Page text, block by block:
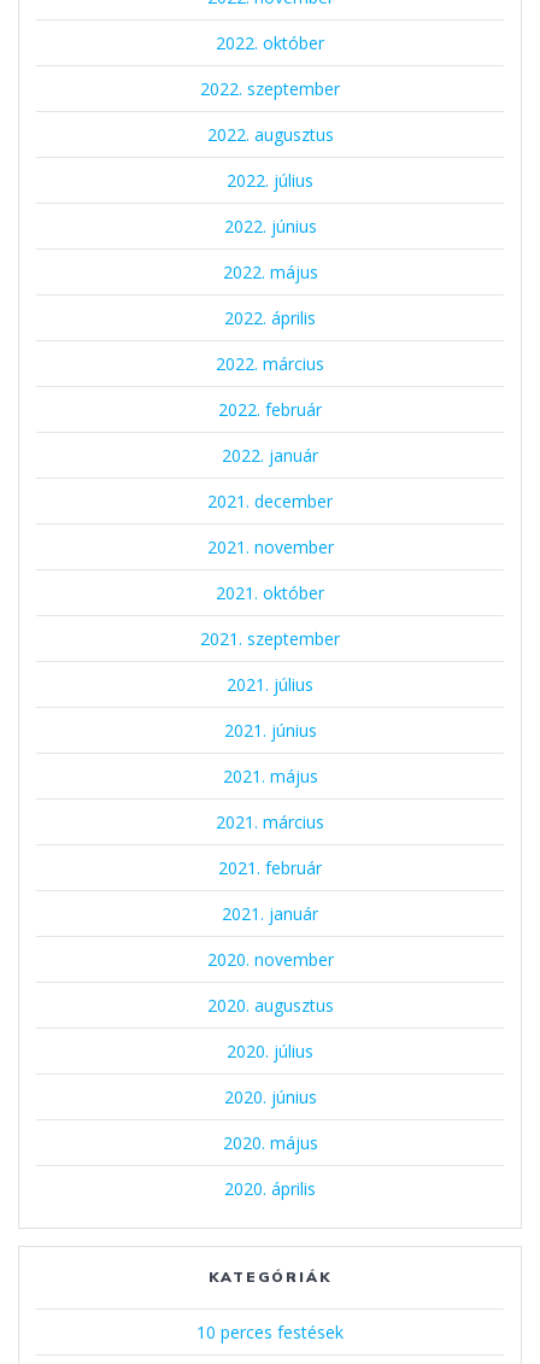
2022. október
2022. szeptember
2022. augusztus
2022. július
2022. június
2022. május
2022. április
2022. március
2022. február
2022. január
2021. december
2021. november
2021. október
2021. szeptember
2021. július
2021. június
2021. május
2021. március
2021. február
2021. január
2020. november
2020. augusztus
2020. július
2020. június
2020. május
2020. április
KATEGÓRIÁK
10 perces festések